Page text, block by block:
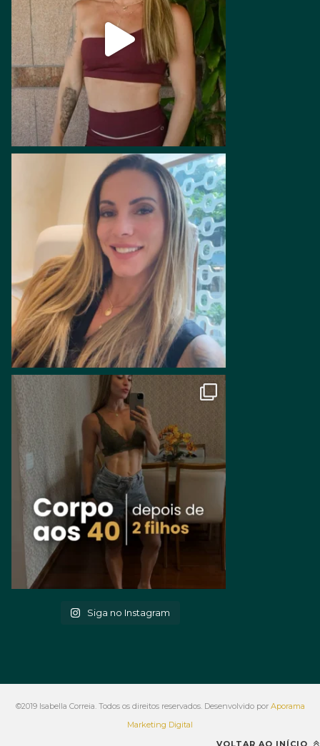
Siga no Instagram
©2019 Isabella Correia. Todos os direitos reservados. Desenvolvido por Aporama
Marketing Digital
VOLTAR AO INÍCIO